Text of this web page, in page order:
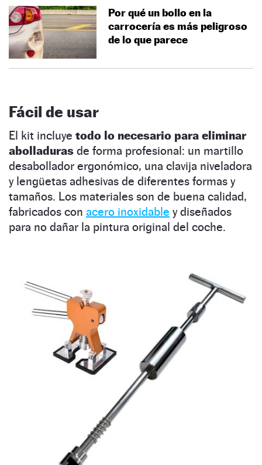
Por qué un bollo en la
carrocería es más peligroso
de lo que parece
Fácil de usar
El kit incluye todo lo necesario para eliminar
abolladuras de forma profesional: un martillo
desabollador ergonómico, una clavija niveladora
y lengüetas adhesivas de diferentes formas y
tamaños. Los materiales son de buena calidad,
fabricados con acero inoxidable y diseñados
para no dañar la pintura original del coche.